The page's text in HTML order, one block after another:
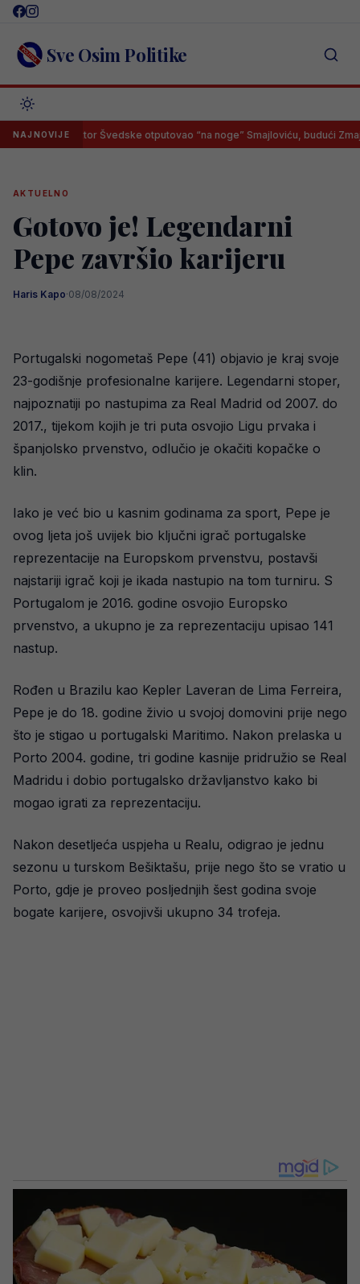
Skip
content Sve Osim Politike
NAJNOVIJE
Selektor Švedske otputovao “na noge” Smajloviću, budući Zmaj
AKTUELNO
Gotovo je! Legendarni
Pepe završio karijeru
Haris Kapo·08/08/2024
Portugalski nogometaš Pepe (41) objavio je kraj svoje
23-godišnje profesionalne karijere. Legendarni stoper,
najpoznatiji po nastupima za Real Madrid od 2007. do
2017., tijekom kojih je tri puta osvojio Ligu prvaka i
španjolsko prvenstvo, odlučio je okačiti kopačke o
klin.
Iako je već bio u kasnim godinama za sport, Pepe je
ovog ljeta još uvijek bio ključni igrač portugalske
reprezentacije na Europskom prvenstvu, postavši
najstariji igrač koji je ikada nastupio na tom turniru. S
Portugalom je 2016. godine osvojio Europsko
prvenstvo, a ukupno je za reprezentaciju upisao 141
nastup.
Rođen u Brazilu kao Kepler Laveran de Lima Ferreira,
Pepe je do 18. godine živio u svojoj domovini prije nego
što je stigao u portugalski Maritimo. Nakon prelaska u
Porto 2004. godine, tri godine kasnije pridružio se Real
Madridu i dobio portugalsko državljanstvo kako bi
mogao igrati za reprezentaciju.
Nakon desetljeća uspjeha u Realu, odigrao je jednu
sezonu u turskom Bešiktašu, prije nego što se vratio u
Porto, gdje je proveo posljednjih šest godina svoje
bogate karijere, osvojivši ukupno 34 trofeja.